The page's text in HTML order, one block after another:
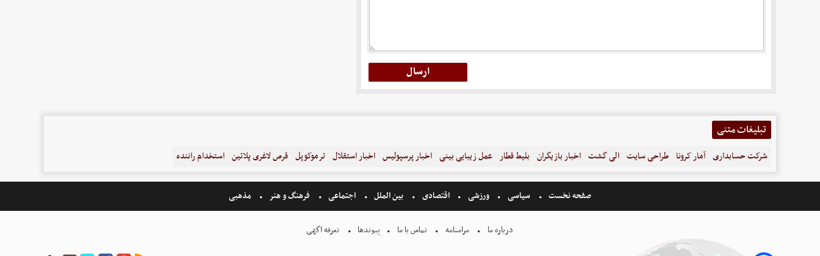
تبلیغات متنی
شرکت حسابداری آمار کرونا طراحی سایت الی گشت اخبار بازیگران بلیط قطار عمل زیبایی بینی اخبار پرسپولیس اخبار استقلال ترموکوپل قرص لاغری پلاتین استخدام راننده
صفحه نخست سیاسی ورزشی اقتصادی بین الملل اجتماعی فرهنگ و هنر مذهبی
درباره ما مرامنامه تماس با ما پیوندها تعرفه اگهی